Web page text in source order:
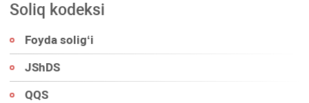
Soliq kodeksi
Foyda soligʻi
JShDS
QQS